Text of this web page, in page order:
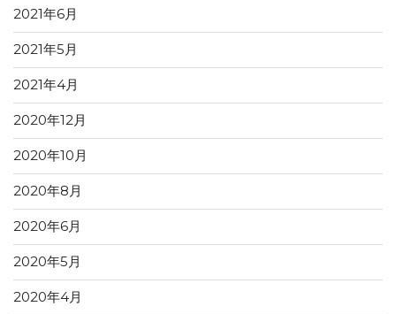
2021年6月
2021年5月
2021年4月
2020年12月
2020年10月
2020年8月
2020年6月
2020年5月
2020年4月